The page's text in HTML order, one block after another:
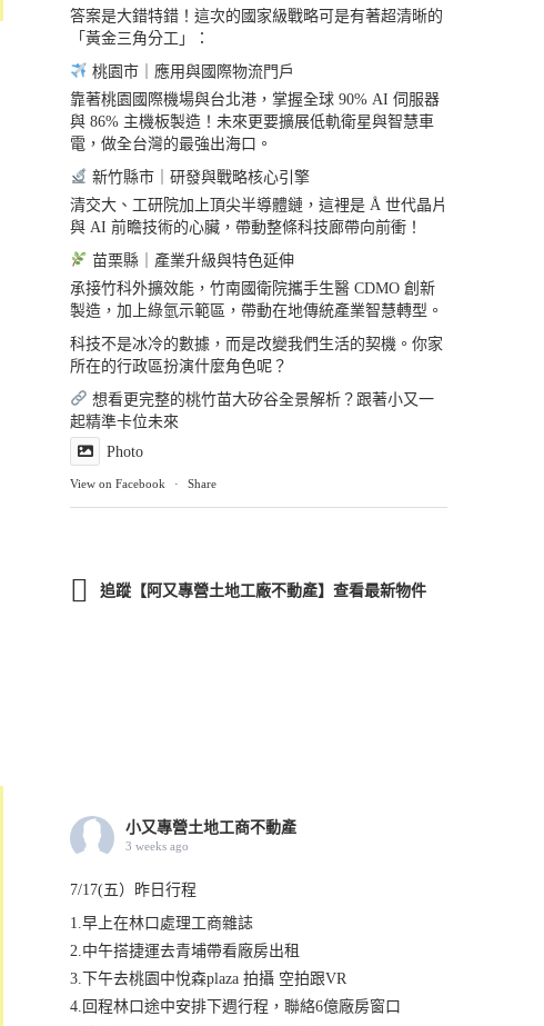
答案是大錯特錯！這次的國家級戰略可是有著超清晰的
「黃金三角分工」：
桃園市｜應用與國際物流門戶
靠著桃園國際機場與台北港，掌握全球 90% AI 伺服器
與 86% 主機板製造！未來更要擴展低軌衛星與智慧車
電，做全台灣的最強出海口。
新竹縣市｜研發與戰略核心引擎
清交大、工研院加上頂尖半導體鏈，這裡是 Å 世代晶片
與 AI 前瞻技術的心臟，帶動整條科技廊帶向前衝！
苗栗縣｜產業升級與特色延伸
承接竹科外擴效能，竹南國衛院攜手生醫 CDMO 創新
製造，加上綠氫示範區，帶動在地傳統產業智慧轉型。
科技不是冰冷的數據，而是改變我們生活的契機。你家
所在的行政區扮演什麼角色呢？
想看更完整的桃竹苗大矽谷全景解析？跟著小又一
起精準卡位未來
Photo
View on Facebook · Share
追蹤【阿又專營土地工廠不動產】查看最新物件
小又專營土地工商不動產
3 weeks ago
7/17(五）昨日行程
1.早上在林口處理工商雜誌
2.中午搭捷運去青埔帶看廠房出租
3.下午去桃園中悅森plaza 拍攝 空拍跟VR
4.回程林口途中安排下週行程，聯絡6億廠房窗口